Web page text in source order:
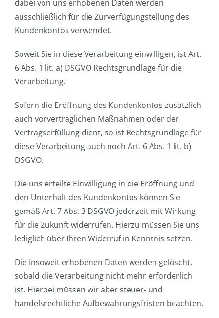
dabei von uns erhobenen Daten werden
ausschließlich für die Zurverfügungstellung des
Kundenkontos verwendet.
Soweit Sie in diese Verarbeitung einwilligen, ist Art.
6 Abs. 1 lit. a) DSGVO Rechtsgrundlage für die
Verarbeitung.
Sofern die Eröffnung des Kundenkontos zusätzlich
auch vorvertraglichen Maßnahmen oder der
Vertragserfüllung dient, so ist Rechtsgrundlage für
diese Verarbeitung auch noch Art. 6 Abs. 1 lit. b)
DSGVO.
Die uns erteilte Einwilligung in die Eröffnung und
den Unterhalt des Kundenkontos können Sie
gemäß Art. 7 Abs. 3 DSGVO jederzeit mit Wirkung
für die Zukunft widerrufen. Hierzu müssen Sie uns
lediglich über Ihren Widerruf in Kenntnis setzen.
Die insoweit erhobenen Daten werden gelöscht,
sobald die Verarbeitung nicht mehr erforderlich
ist. Hierbei müssen wir aber steuer- und
handelsrechtliche Aufbewahrungsfristen beachten.